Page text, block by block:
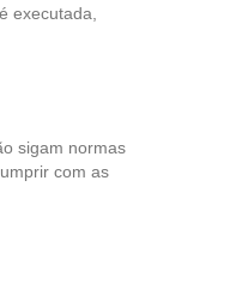
executada,
sigam normas
com as